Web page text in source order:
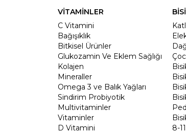
VİTAMİNLER
C Vitamini
Bağışıklık
Bitkisel Ürünler
Glukozamin Ve Eklem Sağlığı
Kolajen
Mineraller
Omega 3 ve Balık Yağları
Sindirim Probiyotik
Multivitaminler
Vitaminler
D Vitamini
8-